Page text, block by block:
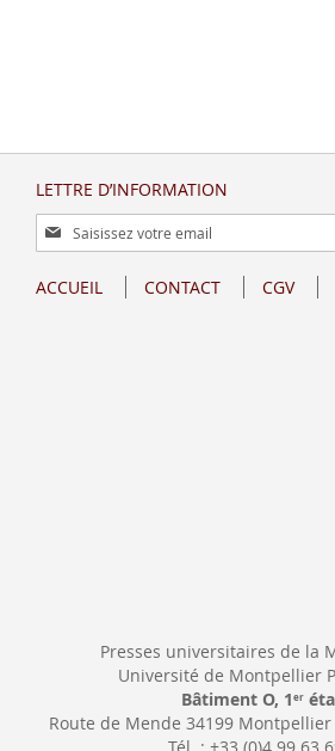
LETTRE D’INFORMATION
Inscription
à
lettre
ACCUEIL CONTACT CGV
Presses universitaires de la
Université de Montpellier
Bâtiment O, 1 er
Route de Mende 34199 Montpellier
Tél. : +33 (0)4 99 63